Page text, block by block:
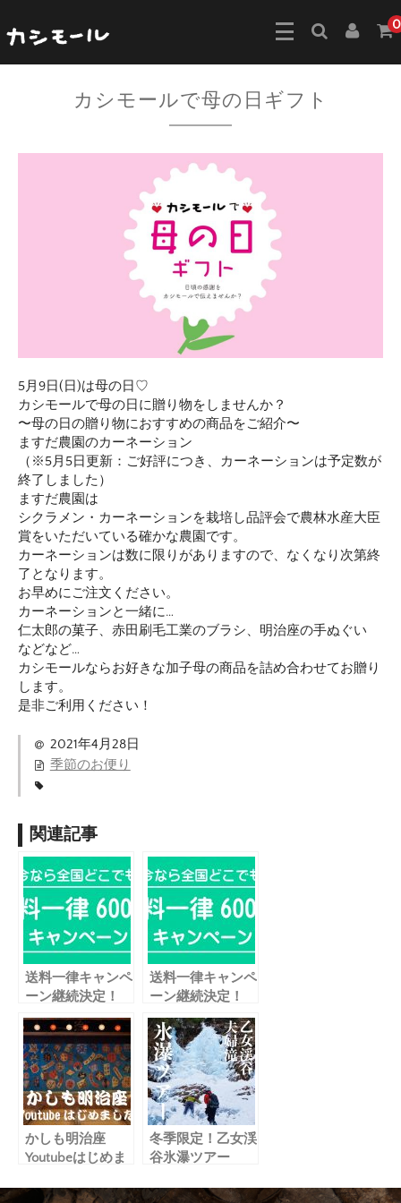
0
カシモールで母の日ギフト
5月9日(日)は母の日♡
カシモールで母の日に贈り物をしませんか？
〜母の日の贈り物におすすめの商品をご紹介〜
ますだ農園のカーネーション
（※5月5日更新：ご好評につき、カーネーションは予定数が
終了しました）
ますだ農園は
シクラメン・カーネーションを栽培し品評会で農林水産大臣
賞をいただいている確かな農園です。
カーネーションは数に限りがありますので、なくなり次第終
了となります。
お早めにご注文ください。
カーネーションと一緒に…
仁太郎の菓子、赤田刷毛工業のブラシ、明治座の手ぬぐい
などなど…
カシモールならお好きな加子母の商品を詰め合わせてお贈り
します。
是非ご利用ください！
2021年4月28日
季節のお便り
関連記事
送料一律キャンペ
ーン継続決定！
送料一律キャンペ
ーン継続決定！
かしも明治座
Youtubeはじめま
冬季限定！乙女渓
谷氷瀑ツアー